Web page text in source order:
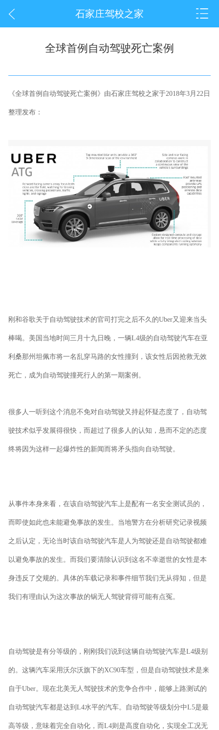
石家庄驾校之家
全球首例自动驾驶死亡案例
《全球首例自动驾驶死亡案例》由石家庄驾校之家于2018年3月22日
整理发布：
刚和谷歌关于自动驾驶技术的官司打完之后不久的Uber又迎来当头
棒喝。美国当地时间三月十九日晚，一辆L4级的自动驾驶汽车在亚
利桑那州坦佩市将一名乱穿马路的女性撞到，该女性后因抢救无效
死亡，成为自动驾驶撞死行人的第一期案例。
很多人一听到这个消息不免对自动驾驶又持起怀疑态度了，自动驾
驶技术似乎发展得很快，而超过了很多人的认知，悬而不定的态度
终将因为这样一起爆炸性的新闻而将矛头指向自动驾驶。
从事件本身来看，在该自动驾驶汽车上是配有一名安全测试员的，
而即使如此也未能避免事故的发生。当地警方在分析研究记录视频
之后认定，无论当时该自动驾驶汽车是人为驾驶还是自动驾驶都难
以避免事故的发生。而我们要清除认识到这名不幸逝世的女性是本
身违反了交规的。具体的车载记录和事件细节我们无从得知，但是
我们有理由认为这次事故的锅无人驾驶背得可能有点冤。
自动驾驶是有分等级的，刚刚我们说到这辆自动驾驶汽车是L4级别
的。这辆汽车采用沃尔沃旗下的XC90车型，但是自动驾驶技术是来
自于Uber。现在北美无人驾驶技术的竞争合作中，能够上路测试的
自动驾驶汽车都是达到L4水平的汽车。自动驾驶等级划分中L5是最
高等级，意味着完全自动化，而L4则是高度自动化，实现全工况无